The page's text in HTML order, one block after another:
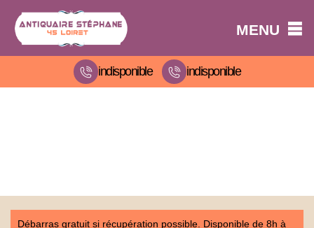
MENU
indisponible indisponible
Débarras gratuit si récupération possible. Disponible de 8h à